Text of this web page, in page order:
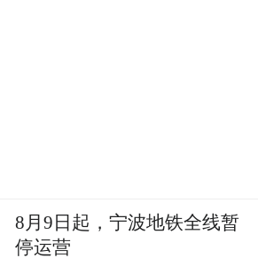
8月9日起，宁波地铁全线暂
停运营